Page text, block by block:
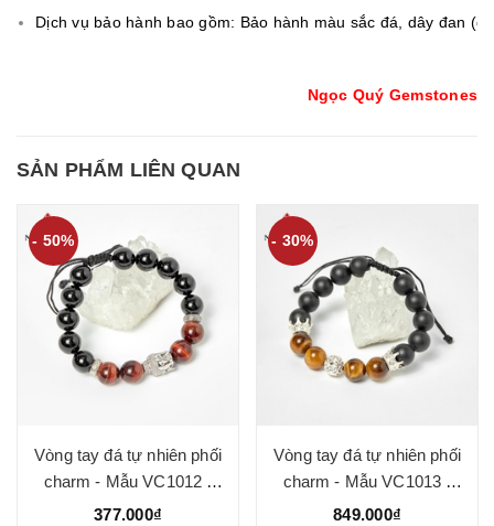
Dịch vụ bảo hành bao gồm: Bảo hành màu sắc đá, dây đan
Ngọc Quý Gemstones
SẢN PHẨM LIÊN QUAN
- 50%
Vòng tay đá tự nhiên phối
charm - Mẫu VC1012 -
Ngọc Quý
377.000₫
- 30%
Vòng tay đá tự nhiên phối
charm - Mẫu VC1013 -
Ngọc Quý
849.000₫